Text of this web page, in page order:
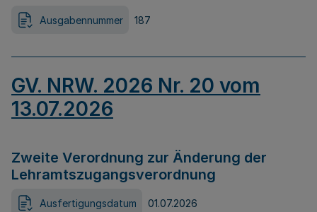
Ausgabennummer 187
GV. NRW. 2026 Nr. 20 vom
13.07.2026
Zweite Verordnung zur Änderung der
Lehramtszugangsverordnung
Ausfertigungsdatum 01.07.2026